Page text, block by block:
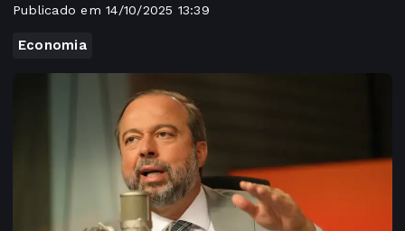
Publicado em 14/10/2025 13:39
Economia